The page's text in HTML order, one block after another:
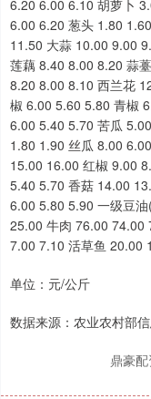
6.20 6.00 6.10 胡萝卜
6.00 6.20 葱头 1.80
11.50 大蒜 10.00 9.00
莲藕 8.40 8.00 8.20 蒜
8.20 8.00 8.10 西兰花
椒 6.00 5.60 5.80 青椒
6.00 5.40 5.70 苦瓜
1.80 1.90 丝瓜 8.00
15.00 16.00 红椒 9.00
5.40 5.70 香菇 14.00
6.00 5.80 5.90 一级豆
25.00 牛肉 76.00 74.00
7.00 7.10 活草鱼 20.00
单位：元/公斤
数据来源：农业农村部
鼎豪